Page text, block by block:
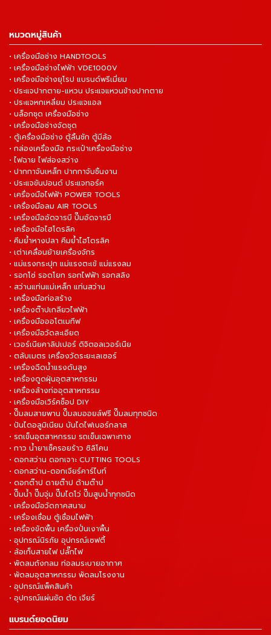
หมวดหมู่สินค้า
• เครื่องมือช่าง HANDTOOLS
• เครื่องมือช่างไฟฟ้า VDE1000V
• เครื่องมือช่างยุโรป แบรนด์พรีเมี่ยม
• ประแจปากตาย-แหวน ประแจแหวนข้างปากตาย
• ประแจหกเหลี่ยม ประแจแอล
• บล็อกชุด เครื่องมือช่าง
• เครื่องมือช่างจัดชุด
• ตู้เครื่องมือช่าง ตู้ลิ้นชัก ตู้มีล้อ
• กล่องเครื่องมือ กระเป๋าเครื่องมือช่าง
• ไฟฉาย ไฟส่องสว่าง
• ปากกาจับเหล็ก ปากกาจับชิ้นงาน
• ประแจขันปอนด์ ประแจทอร์ค
• เครื่องมือไฟฟ้า POWER TOOLS
• เครื่องมือลม AIR TOOLS
• เครื่องมืออัดจารบี ปั๊มอัดจารบี
• เครื่องมือไฮโดรลิค
• คีมย้ำหางปลา คีมย้ำไฮโดรลิค
• เต่าเคลื่อนย้ายเครื่องจักร
• แม่แรงกระปุก แม่แรงตะเข้ แม่แรงลม
• รอกโซ่ รอดโยก รอกไฟฟ้า รอกสลิง
• สว่านแท่นแม่เหล็ก แท่นสว่าน
• เครื่องมือก่อสร้าง
• เครื่องต๊าปเกลียวไฟฟ้า
• เครื่องมือออโตเมทีฟ
• เครื่องมือวัดละเอียด
• เวอร์เนียคาลิปเปอร์ ดิจิตอลเวอร์เนีย
• ตลับเมตร เครื่องวัดระยะเลเซอร์
• เครื่องฉีดน้ำแรงดันสูง
• เครื่องดูดฝุ่นอุตสาหกรรม
• เครื่องล้างท่ออุตสาหกรรม
• เครื่องมือเวิร์คช็อป DIY
• ปั๊มลมสายพาน ปั๊มลมออยล์ฟรี ปั๊มลมทุกชนิด
• ปันไดอลูมิเนียม บันไดไฟเบอร์กลาส
• รถเข็นอุตสาหกรรม รถเข็นเฉพาะทาง
• กาว น้ำยาเช็ครอยร้าว ซิลิโคน
• ดอกสว่าน ดอกเจาะ CUTTING TOOLS
• ดอกสว่าน-ดอกเจียร์คาร์ไบท์
• ดอกต๊าป ดายต๊าป ด้ามต๊าป
• ปั๊มน้ำ ปั๊มจุ่ม ปั๊มไดโว่ ปั๊มสูบน้ำทุกชนิด
• เครื่องมือวัดภาคสนาม
• เครื่องเชื่อม ตู้เชื่อมไฟฟ้า
• เครื่องขัดพื้น เครื่องปั่นเงาพื้น
• อุปกรณ์นิรภัย อุปกรณ์เซฟตี้
• ล้อเก็บสายไฟ ปลั๊กไฟ
• พัดลมถังกลม ท่อลมระบายอากาศ
• พัดลมอุตสาหกรรม พัดลมโรงงาน
• อุปกรณ์แพ็คสินค้า
• อุปกรณ์แผ่นขัด ตัด เจียร์
แบรนด์ยอดนิยม